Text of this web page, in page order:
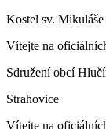
Kostel sv.
Vítejte na
Sdružení obcí
Strahovice
Vítejte na